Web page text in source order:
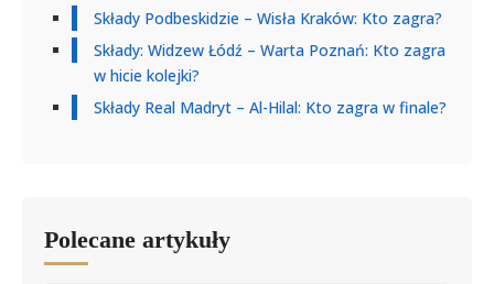
Składy Podbeskidzie – Wisła Kraków: Kto zagra?
Składy: Widzew Łódź – Warta Poznań: Kto zagra
w hicie kolejki?
Składy Real Madryt – Al-Hilal: Kto zagra w finale?
Polecane artykuły